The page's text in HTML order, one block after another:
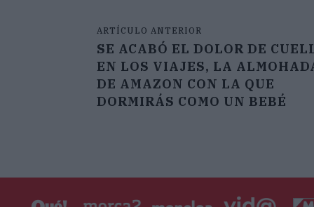
ARTÍCULO ANTERIOR
SE ACABÓ EL DOLOR DE
EN LOS VIAJES, LA
DE AMAZON CON LA QUE
DORMIRÁS COMO UN BEBÉ